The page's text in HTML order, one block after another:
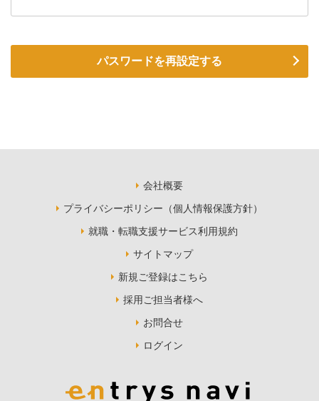
パスワードを再設定する
会社概要
プライバシーポリシー（個人情報保護方針）
就職・転職支援サービス利用規約
サイトマップ
新規ご登録はこちら
採用ご担当者様へ
お問合せ
ログイン